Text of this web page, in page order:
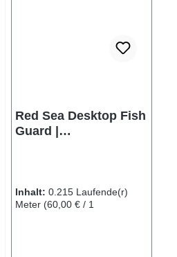
Red Sea Desktop Fish
Guard |
Inhalt: 0.215 Laufende(r)
Meter (60,00 € / 1